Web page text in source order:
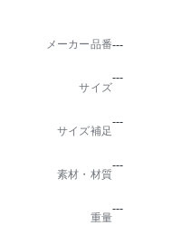
メーカー品番---
サイズ
---
サイズ補足
---
素材・材質
---
重量
---